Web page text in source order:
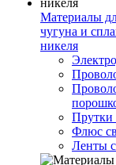
Материалы
чугуна и
никеля
Прутки
Флюс
Ленты